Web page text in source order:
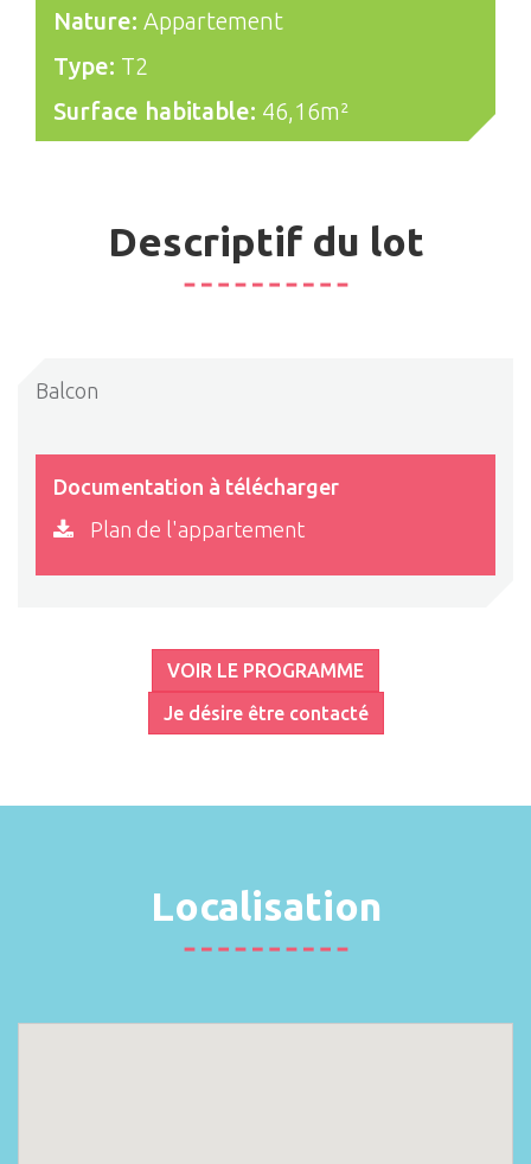
Nature: Appartement
Type: T2
Surface habitable: 46,16m²
Descriptif du lot
Balcon
Documentation à télécharger
Plan de l'appartement
VOIR LE PROGRAMME
Je désire être contacté
Localisation